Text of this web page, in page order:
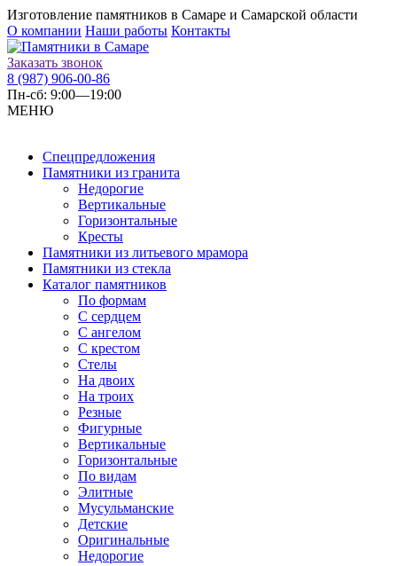
Изготовление памятников в Самаре и Самарской области
О компании Наши работы Контакты
Заказать звонок
8 (987) 906-00-86
Пн-сб: 9:00—19:00
МЕНЮ
Спецпредложения
Памятники из гранита
Недорогие
Вертикальные
Горизонтальные
Кресты
Памятники из литьевого мрамора
Памятники из стекла
Каталог памятников
По формам
С сердцем
С ангелом
С крестом
Стелы
На двоих
На троих
Резные
Фигурные
Вертикальные
Горизонтальные
По видам
Элитные
Мусульманские
Детские
Оригинальные
Недорогие